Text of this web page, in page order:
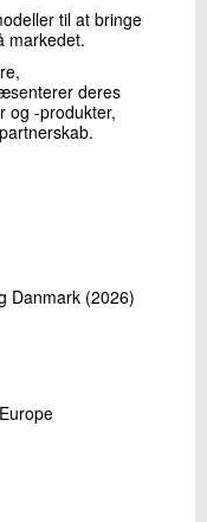
til at bringe
markedet.
deres
og -produkter,
Danmark (2026)